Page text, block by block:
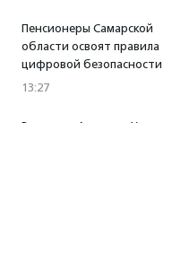
Пенсионеры Самарской
области освоят правила
цифровой безопасности
13:27
Встреча с Андреем Ургантом